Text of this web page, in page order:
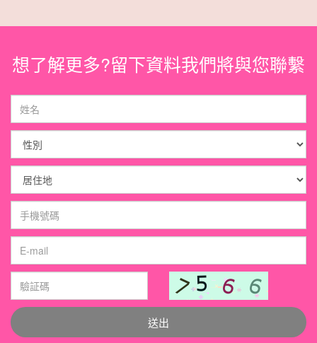
想了解更多?留下資料我們將與您聯繫
送出